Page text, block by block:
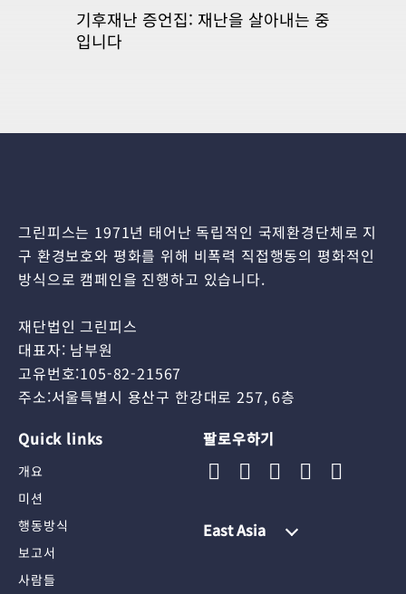
기후재난 증언집: 재난을 살아내는 중
입니다
그린피스는 1971년 태어난 독립적인 국제환경단체로 지
구 환경보호와 평화를 위해 비폭력 직접행동의 평화적인
방식으로 캠페인을 진행하고 있습니다.
재단법인 그린피스
대표자: 남부원
고유번호:105-82-21567
주소:서울특별시 용산구 한강대로 257, 6층
Quick links
개요
미션
행동방식
보고서
사람들
팔로우하기
East Asia